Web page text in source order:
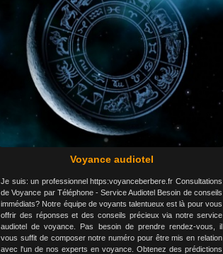
Voyance audiotel
Je suis: un professionnel https:voyanceberbere.fr Consultations
de Voyance par Téléphone - Service Audiotel Besoin de conseils
immédiats? Notre équipe de voyants talentueux est là pour vous
offrir des réponses et des conseils précieux via notre service
audiotel de voyance. Pas besoin de prendre rendez-vous, il
vous suffit de composer notre numéro pour être mis en relation
avec l'un de nos experts en voyance. Obtenez des prédictions